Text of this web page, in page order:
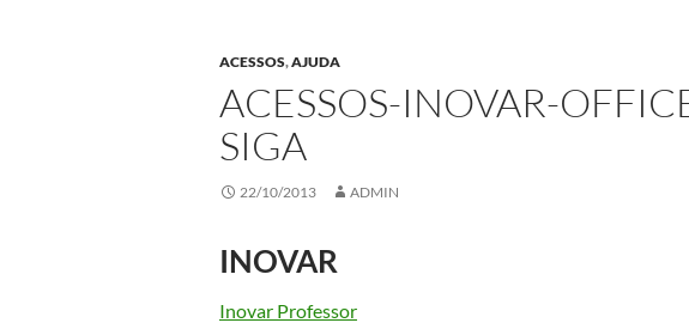
ACESSOS,AJUDA
ACESSOS-INOVAR-
SIGA
22/10/2013 ADMIN
INOVAR
Inovar Professor